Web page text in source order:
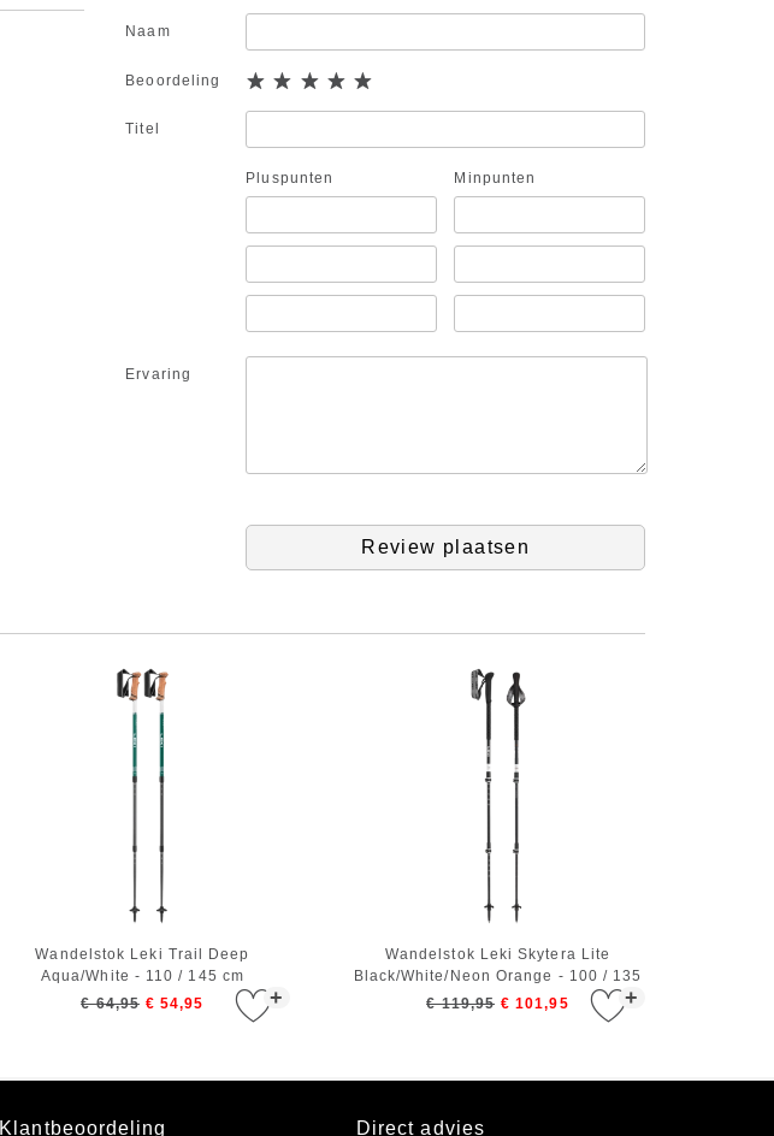
Naam
Beoordeling
Titel
Pluspunten Minpunten
Ervaring
Review plaatsen
+
Wandelstok Leki Trail Deep
Aqua/White - 110 / 145 cm
€ 64,95 € 54,95 +
Wandelstok Leki Skytera Lite
Black/White/Neon Orange - 100 / 135
cm
€ 119,95 € 101,95
Klantbeoordeling Direct advies